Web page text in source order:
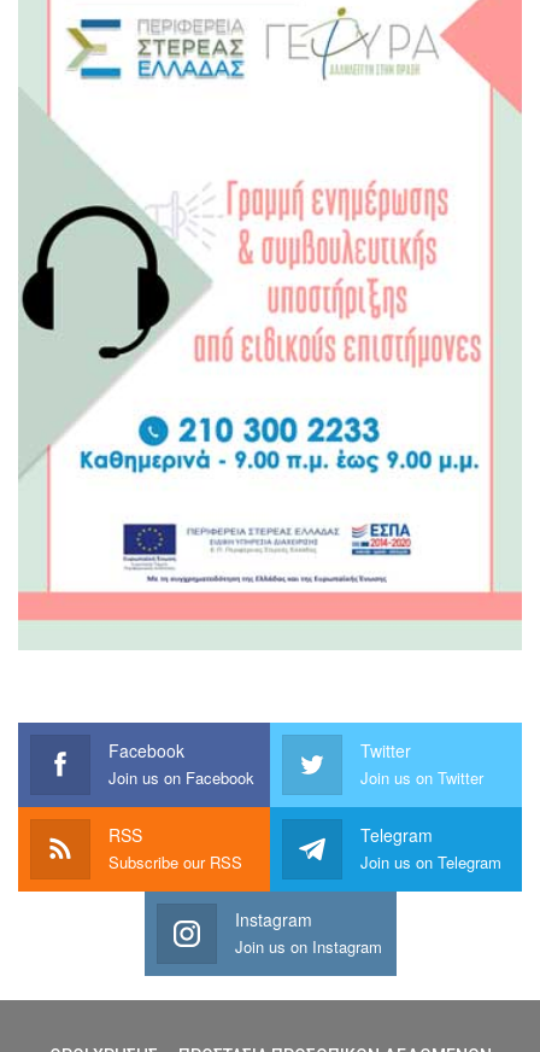
Facebook
Join us on Facebook
Twitter
Join us on Twitter
RSS
Subscribe our RSS
Telegram
Join us on Telegram
Instagram
Join us on Instagram